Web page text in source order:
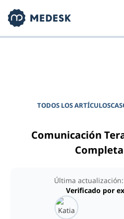
TODOS LOS ARTÍCULOS
Comunicación
Completa
Última actualización:
Verificado por